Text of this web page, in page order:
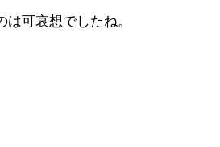
可哀想でしたね。